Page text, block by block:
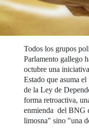
Todos los grupos
Parlamento gallego
octubre una
Estado que asuma
de la Ley de
forma retroactiva,
enmienda del BNG
limosna" sino "una